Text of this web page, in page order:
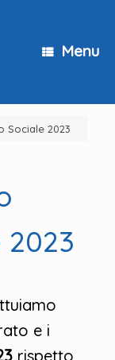
Menu
Sociale 2023
e i
rispetto